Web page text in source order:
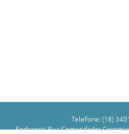
Telefone: (18)
Endereço: Rua Comendador